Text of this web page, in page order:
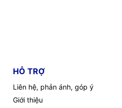
HỖ TRỢ
Liên hệ, phản ánh, góp ý
Giới thiệu